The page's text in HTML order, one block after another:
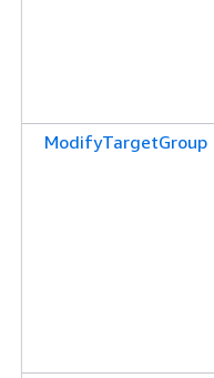
ModifyTargetGroup